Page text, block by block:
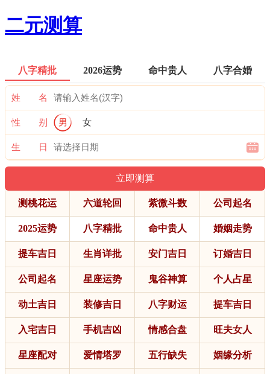
二元测算
八字精批 2026运势 命中贵人 八字合婚
姓 名
性 别 男 女
生 日
测桃花运 六道轮回 紫微斗数 公司起名
2025运势 八字精批 命中贵人 婚姻走势
提车吉日 生肖详批 安门吉日 订婚吉日
公司起名 星座运势 鬼谷神算 个人占星
动土吉日 装修吉日 八字财运 提车吉日
入宅吉日 手机吉凶 情感合盘 旺夫女人
星座配对 爱情塔罗 五行缺失 姻缘分析